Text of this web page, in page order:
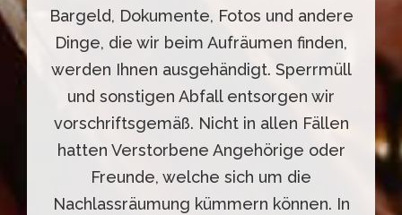
Bargeld, Dokumente, Fotos und andere
Dinge, die wir beim Aufräumen finden,
werden Ihnen ausgehändigt. Sperrmüll
und sonstigen Abfall entsorgen wir
vorschriftsgemäß. Nicht in allen Fällen
hatten Verstorbene Angehörige oder
Freunde, welche sich um die
Nachlassräumung kümmern können. In